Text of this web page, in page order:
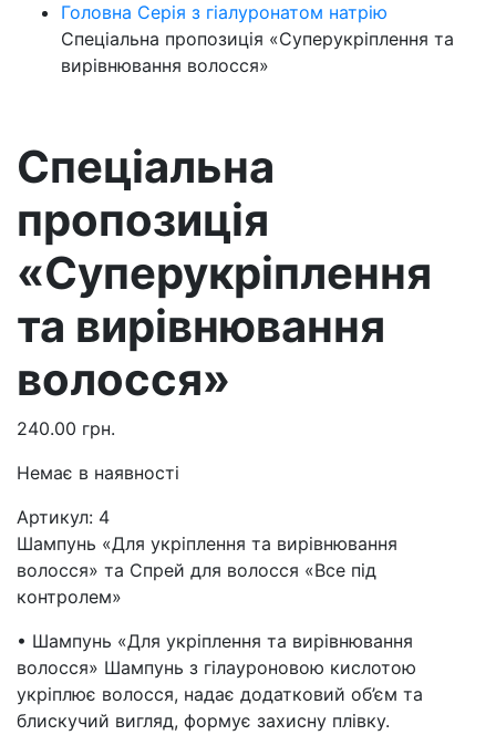
Головна Серія з гіалуронатом натрію
Спеціальна пропозиція «Суперукріплення та
вирівнювання волосся»
Спеціальна
пропозиція
«Суперукріплення
та вирівнювання
волосся»
240.00 грн.
Немає в наявності
Артикул: 4
Шампунь «Для укріплення та вирівнювання
волосся» та Спрей для волосся «Все під
контролем»
• Шампунь «Для укріплення та вирівнювання
волосся» Шампунь з гілауроновою кислотою
укріплює волосся, надає додатковий об’єм та
блискучий вигляд, формує захисну плівку.